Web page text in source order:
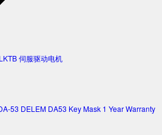
伺服驱动电机
53 DELEM DA53 Key Mask 1 Year Warranty